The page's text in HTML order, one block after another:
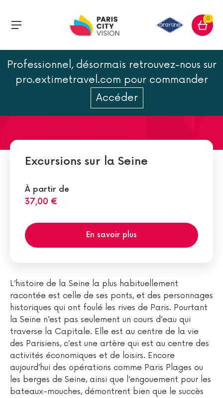
0
Professionnel, désormais retrouvez-nous sur
pro.extimetravel.com pour commander
Accéder
Faits insolites de l'histoire
de la Seine à Paris
Excursions sur la Seine
À partir de
37,00 €
En savoir plus
L’histoire de la Seine la plus habituellement
racontée est celle de ses ponts, et des personnages
historiques qui ont foulé les rives de Paris. Pourtant
la Seine n’est pas seulement un cours d’eau qui
traverse la Capitale. Elle est au centre de la vie
des Parisiens, c’est une artère qui est au centre des
activités économiques et de loisirs. Encore
aujourd’hui des opérations comme Paris Plages ou
les berges de Seine, ainsi que l’engouement pour les
bateaux-mouches, démontrent bien que le succès